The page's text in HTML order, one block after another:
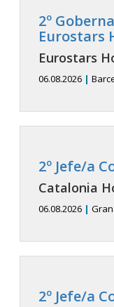
2º
Eurostars
Eurostars
06.08.2026 |
2º Jefe/a
Catalonia
06.08.2026 |
2º Jefe/a